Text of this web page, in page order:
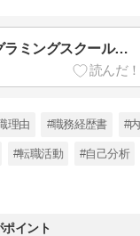
【完全無料】プログラミングスクールは就活支援が手厚い
理由 #職務経歴書 #
#転職活動 #自己分析
イント